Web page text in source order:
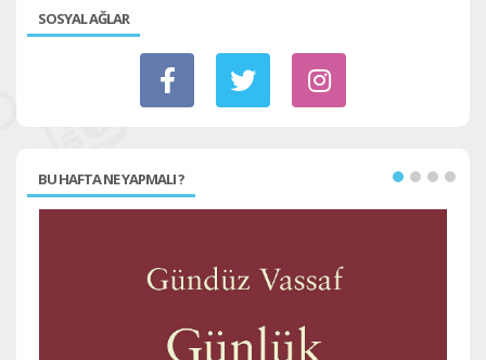
SOSYAL AĞLAR
BU HAFTA NE YAPMALI ?